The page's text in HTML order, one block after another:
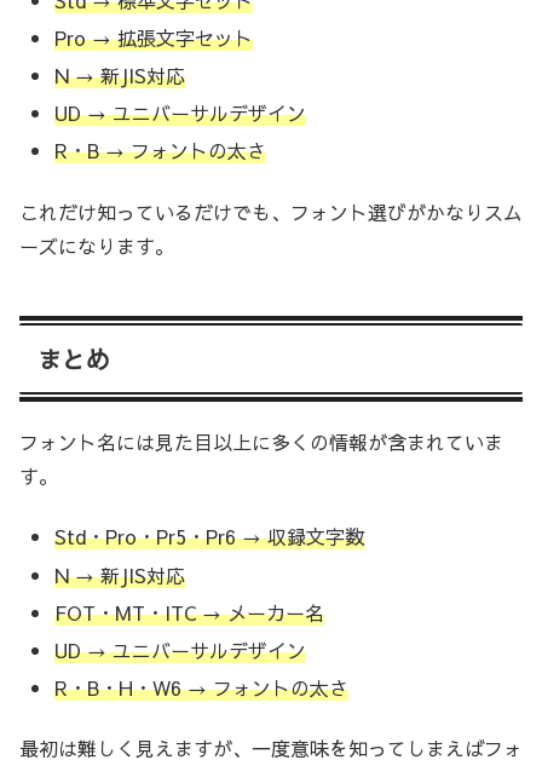
Pro → 拡張文字セット
N → 新JIS対応
UD → ユニバーサルデザイン
R・B → フォントの太さ
これだけ知っているだけでも、フォント選びがかなりスム
ーズになります。
まとめ
フォント名には見た目以上に多くの情報が含まれていま
す。
Std・Pro・Pr5・Pr6 → 収録文字数
N → 新JIS対応
FOT・MT・ITC → メーカー名
UD → ユニバーサルデザイン
R・B・H・W6 → フォントの太さ
最初は難しく見えますが、一度意味を知ってしまえばフォ